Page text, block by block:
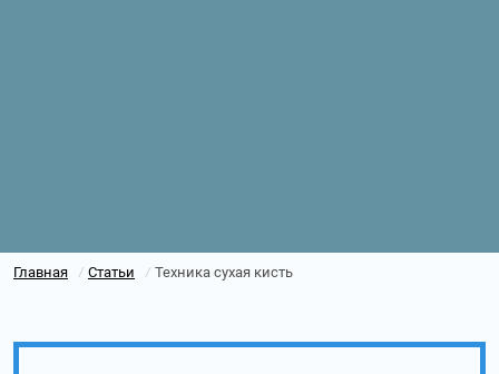
Главная / Статьи / Техника сухая кисть